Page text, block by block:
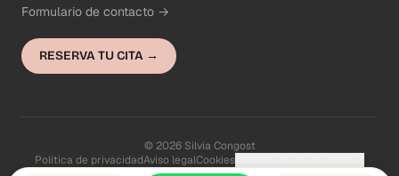
Formulario de contacto →
RESERVA TU CITA →
© 2026 Silvia Congost
Política de privacidadAviso legalCookies